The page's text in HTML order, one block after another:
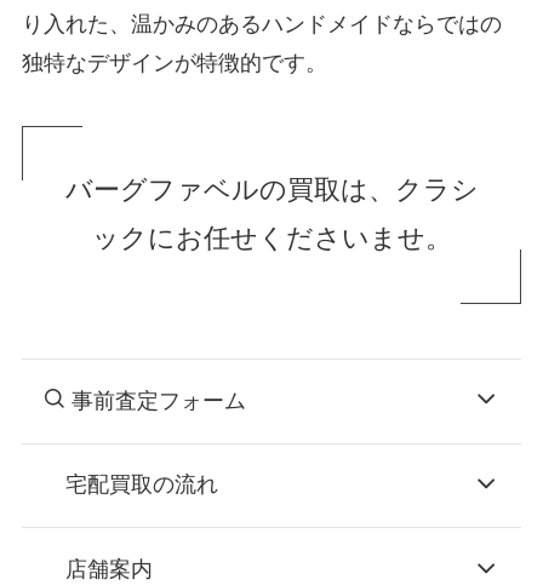
り入れた、温かみのあるハンドメイドならではの
独特なデザインが特徴的です。
バーグファベルの買取は、クラシ
ックにお任せくださいませ。
事前査定フォーム
宅配買取の流れ
お申込み
店舗案内